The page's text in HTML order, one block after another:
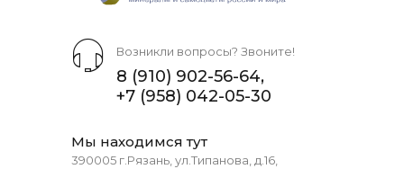
Возникли вопросы? Звоните!
8 (910) 902-56-64,
+7 (958) 042-05-30
Мы находимся тут
390005 г.Рязань, ул.Типанова, д.16,